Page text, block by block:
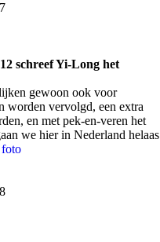
schreef Yi-Long het
gewoon ook voor
worden vervolgd, een extra
en met pek-en-veren het
we hier in Nederland helaas
foto